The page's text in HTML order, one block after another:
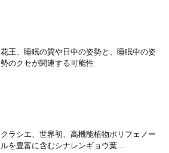
花王、睡眠の質や日中の姿勢と、睡眠中の姿
勢のクセが関連する可能性
クラシエ、世界初、高機能植物ポリフェノー
ルを豊富に含むシナレンギョウ葉...